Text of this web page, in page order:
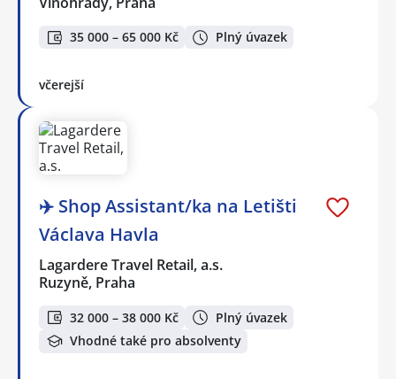
35 000 – 65 000 Kč Plný úvazek
včerejší
✈️ Shop Assistant/ka na Letišti
Václava Havla
Lagardere Travel Retail, a.s.
Ruzyně, Praha
32 000 – 38 000 Kč
Plný úvazek
Vhodné také pro absolventy